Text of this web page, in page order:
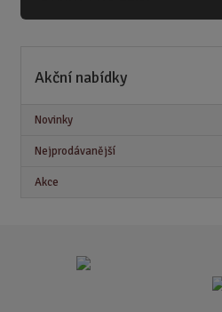
Akční nabídky
Novinky
Nejprodávanější
Akce